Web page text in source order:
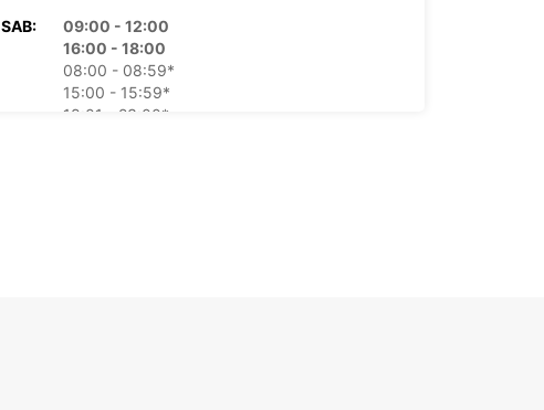
SAB:
09:00 - 12:00
16:00 - 18:00
08:00 - 08:59*
15:00 - 15:59*
18:01 - 23:00*